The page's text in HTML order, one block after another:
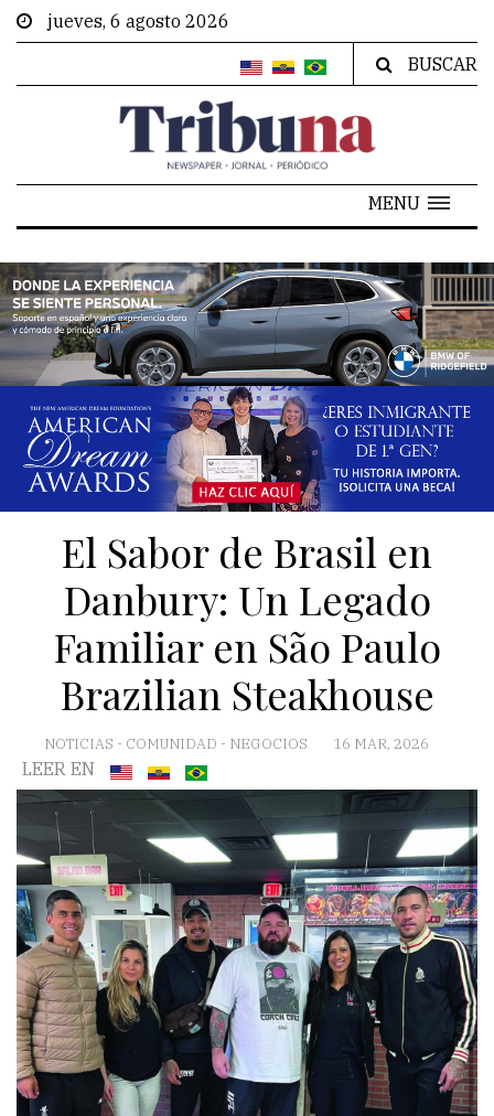
jueves, 6 agosto 2026
BUSCAR
MENU
El Sabor de Brasil en
Danbury: Un Legado
Familiar en São Paulo
Brazilian Steakhouse
NOTICIAS - COMUNIDAD - NEGOCIOS 16 MAR, 2026
LEER EN